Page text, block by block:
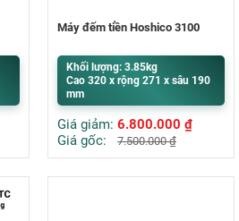
Máy đếm tiền Hoshico 3100
Khối lượng: 3.85kg
Cao 320 x rộng 271 x sâu 190
mm
Giá giảm: 6.800.000 ₫
Giá gốc:
7.500.000₫